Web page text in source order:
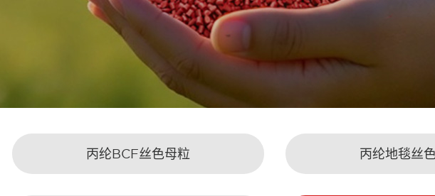
丙纶BCF丝色母粒 丙纶地毯丝